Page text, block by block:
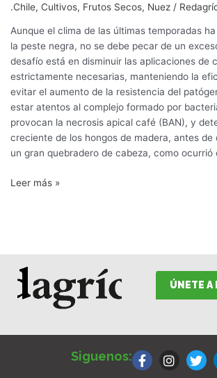
.Chile, Cultivos, Frutos Secos, Nuez /
Aunque el clima de las últimas temporadas
la peste negra, no se debe pecar de un
desafío está en disminuir las aplicaciones de
estrictamente necesarias, manteniendo la
evitar el aumento de la resistencia del
estar atentos al complejo formado por
provocan la necrosis apical café (BAN), y
creciente de los hongos de madera, antes de
un gran quebradero de cabeza, como ocurrió
Leer más »
ÚNETE A
Siguenos:
a
c
n
s
w
i